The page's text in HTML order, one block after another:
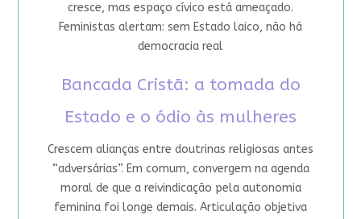
cresce, mas espaço cívico está ameaçado.
Feministas alertam: sem Estado laico, não há
democracia real
Bancada Cristã: a tomada do
Estado e o ódio às mulheres
Crescem alianças entre doutrinas religiosas antes
“adversárias”. Em comum, convergem na agenda
moral de que a reivindicação pela autonomia
feminina foi longe demais. Articulação objetiva